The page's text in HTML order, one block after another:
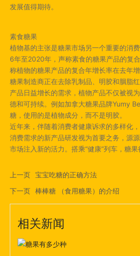
发展值得期待。
素食糖果
植物基的主张是糖果市场另一个重要的消
6年至2020年，声称素食的糖果产品的复
称植物的糖果产品的复合年增长率在去年增
糖果制造商正在去除乳制品、明胶和胭脂
产品日益增长的需求，植物产品不仅被视
德和可持续。例如加拿大糖果品牌Yumy
糖，使用的是植物成分，而不是明胶。
近年来，伴随着消费者健康诉求的多样化
消费需求的新产品研发视为首要之务，源
市场注入新的活力。搭乘“健康”列车，糖果
上一页 宝宝吃糖的正确方法
下一页 棒棒糖 （食用糖果）的介绍
相关新闻